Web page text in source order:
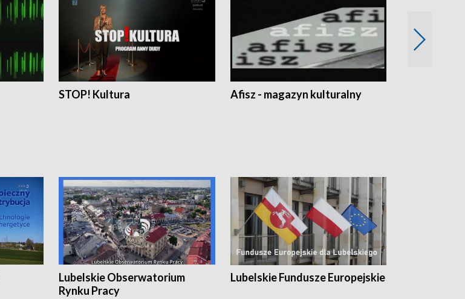
STOP! Kultura Afisz - magazyn kulturalny
Lubelskie Obserwatorium
Rynku Pracy
Lubelskie Fundusze Europejskie